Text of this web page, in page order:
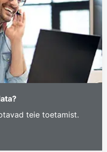
teie toetamist.